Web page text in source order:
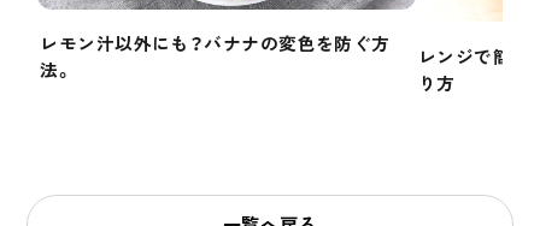
レモン汁以外にも？バナナの変色を防ぐ方
法。
レンジで簡単
り方